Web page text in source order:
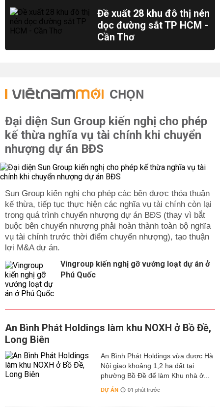
Đề xuất 28 khu đô thị nén
dọc đường sắt TP HCM -
Cần Thơ
CHỌN
Đại diện Sun Group kiến nghị cho phép
kế thừa nghĩa vụ tài chính khi chuyển
nhượng dự án BĐS
Sun Group kiến nghị cho phép các bên được thỏa thuận
kế thừa, tiếp tục thực hiện các nghĩa vụ tài chính còn lại
trong quá trình chuyển nhượng dự án BĐS (thay vì bắt
buộc bên chuyển nhượng phải hoàn thành toàn bộ nghĩa
vụ tài chính trước thời điểm chuyển nhượng), tạo thuận
lợi M&A dự án.
Vingroup kiến nghị gỡ vướng loạt dự án ở
Phú Quốc
An Bình Phát Holdings làm khu NOXH ở Bồ Đề,
Long Biên
An Bình Phát Holdings vừa được Hà
Nội giao khoảng 1,2 ha đất tại
phường Bồ Đề để làm Khu nhà ở...
DỰ ÁN 01 phút trước